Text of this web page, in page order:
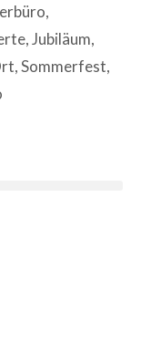
,
,Jubiläum,
,Sommerfest,